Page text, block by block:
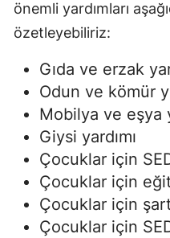
önemli yardımları
özetleyebiliriz:
Gıda ve erzak
Odun ve kömür
Mobilya ve eşya
Giysi yardımı
Çocuklar için
Çocuklar için
Çocuklar için
Çocuklar için